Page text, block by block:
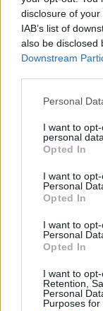
disclosure of
IAB’s list of
also be disclosed
Downstream
Please note that
not limited to
grant or deny
use your data for
consent section.
Personal
I want to
personal data.
Opted In
I want to
Personal
Opted In
I want to
Personal
Opted In
I want to
Retention,
Personal
Purposes for
Continuez
INVESTISSEMENTS